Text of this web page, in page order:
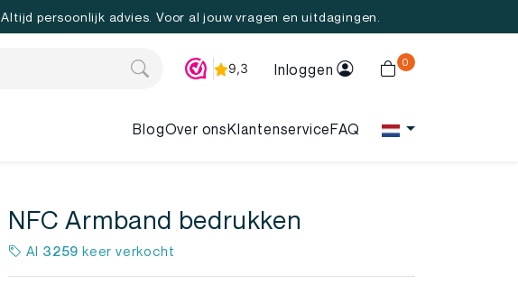
Altijd persoonlijk advies. Voor al jouw vragen en uitdagingen.
Inloggen 0
BlogOver onsKlantenserviceFAQ
NFC Armband bedrukken
Al 3259 keer verkocht